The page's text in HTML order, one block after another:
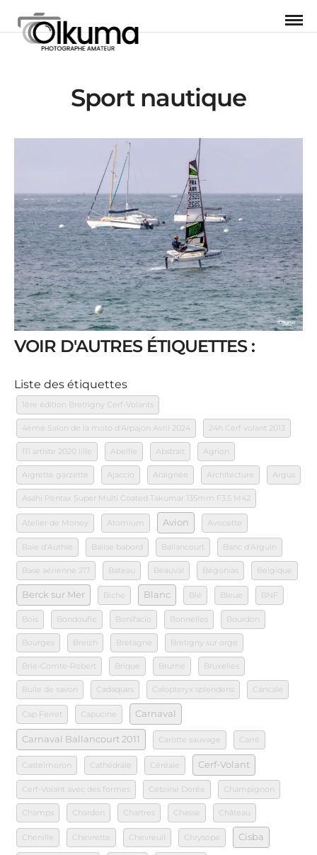
Sport nautique
VOIR D'AUTRES ÉTIQUETTES :
Liste des étiquettes
1ère édition Bretrigny Cerf-Volants
4ème Salon de la moto d'Arpajon Avril 2024 24h Cerf volant 2013
111 artiste 2020 lille Abeille Abstrait Agrion
Aigrette garzette Ajaccio Araignée Architecture Argus
Asahi Pentax Super Multi Coated Takumar 135mm F3.5 M42
Atelier de Money Atomium Avion Avocette
Baie d'Authie Balise babord Ballancourt Banc d'Arguin
Base aérienne 217 Bateau Beauval Bégonias Belgique
Berck sur Mer Biche Blanc Blé Bleue BNF
Bois Bondoufle Bonifacio Bonnelles Bourdon
Bourges Breizh Bretagne Bretigny sur orge
Brie-Comte-Robert Brique Brume Bruxelles
Bulle de savon Cadaques Calopteryx splendens Cancale
Cap Ferret Capucine Carnaval
Carnaval Ballancourt 2011 Carotte sauvage Carré
Castelmoron Cathédrale Céréale Cerf-Volant
Cerf-Volant avec des formes Cetoine Dorée Champignon
Champs Chardon Chartres Chasse Château
Chenille Chevrette Chevreuil Chrysope Cisba